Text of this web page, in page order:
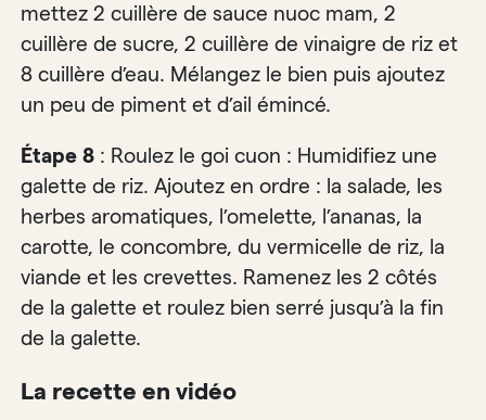
mettez 2 cuillère de sauce nuoc mam, 2
cuillère de sucre, 2 cuillère de vinaigre de riz et
8 cuillère d’eau. Mélangez le bien puis ajoutez
un peu de piment et d’ail émincé.
Étape 8 : Roulez le goi cuon : Humidifiez une
galette de riz. Ajoutez en ordre : la salade, les
herbes aromatiques, l’omelette, l’ananas, la
carotte, le concombre, du vermicelle de riz, la
viande et les crevettes. Ramenez les 2 côtés
de la galette et roulez bien serré jusqu’à la fin
de la galette.
La recette en vidéo